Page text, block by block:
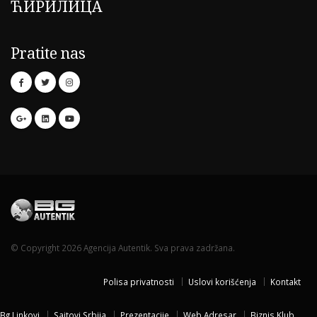
ЋИРИЛИЦА
Pratite nas
© Copyright 2026 Agencija Autentik. Sva prava zadržana.
Polisa privatnosti Uslovi korišćenja Kontakt